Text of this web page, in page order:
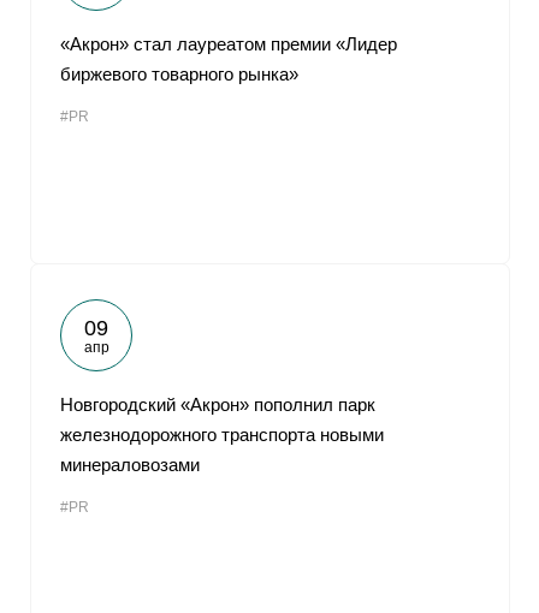
«Акрон» стал лауреатом премии «Лидер
биржевого товарного рынка»
#PR
09
апр
Новгородский «Акрон» пополнил парк
железнодорожного транспорта новыми
минераловозами
#PR